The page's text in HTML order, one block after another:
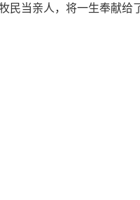
民当亲人，将一生奉献给